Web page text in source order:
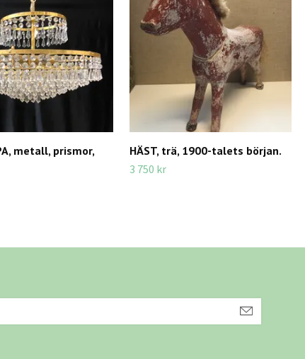
metall, prismor,
HÄST, trä, 1900-talets början.
3 750 kr